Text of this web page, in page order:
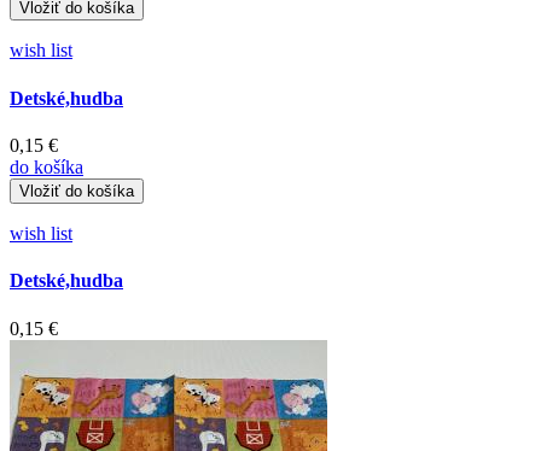
wish list
Detské,hudba
0,15 €
do košíka
wish list
Detské,hudba
0,15 €